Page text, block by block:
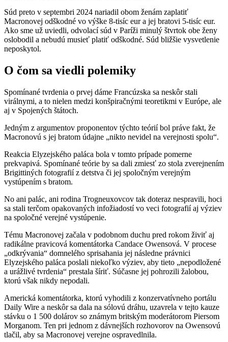
Súd preto v septembri 2024 nariadil obom ženám zaplatiť
Macronovej odškodné vo výške 8-tisíc eur a jej bratovi 5-tisíc eur.
Ako sme už uviedli, odvolací súd v Paríži minulý štvrtok obe ženy
oslobodil a nebudú musieť platiť odškodné. Súd bližšie vysvetlenie
neposkytol.
O čom sa viedli polemiky
Spomínané tvrdenia o prvej dáme Francúzska sa neskôr stali
virálnymi, a to nielen medzi konšpiračnými teoretikmi v Európe, ale
aj v Spojených štátoch.
Jedným z argumentov proponentov týchto teórií bol práve fakt, že
Macronovú s jej bratom údajne „nikto nevidel na verejnosti spolu“.
Reakcia Elyzejského paláca bola v tomto prípade pomerne
prekvapivá. Spomínané teórie by sa dali zmiesť zo stola zverejnením
Brigittiných fotografií z detstva či jej spoločným verejným
vystúpením s bratom.
No ani palác, ani rodina Trogneuxovcov tak doteraz nespravili, hoci
sa stali terčom opakovaných infožiadostí vo veci fotografií aj výziev
na spoločné verejné vystúpenie.
Tému Macronovej začala v podobnom duchu pred rokom živiť aj
radikálne pravicová komentátorka Candace Owensová. V procese
„odkrývania“ domnelého sprisahania jej následne právnici
Elyzejského paláca poslali niekoľko výziev, aby tieto „nepodložené
a urážlivé tvrdenia“ prestala šíriť. Súčasne jej pohrozili žalobou,
ktorú však nikdy nepodali.
Americká komentátorka, ktorú vyhodili z konzervatívneho portálu
Daily Wire a neskôr sa dala na sólovú dráhu, uzavrela v tejto kauze
stávku o 1 500 dolárov so známym britským moderátorom Piersom
Morganom. Ten pri jednom z dávnejších rozhovorov na Owensovú
tlačil, aby sa Macronovej verejne ospravedlnila.